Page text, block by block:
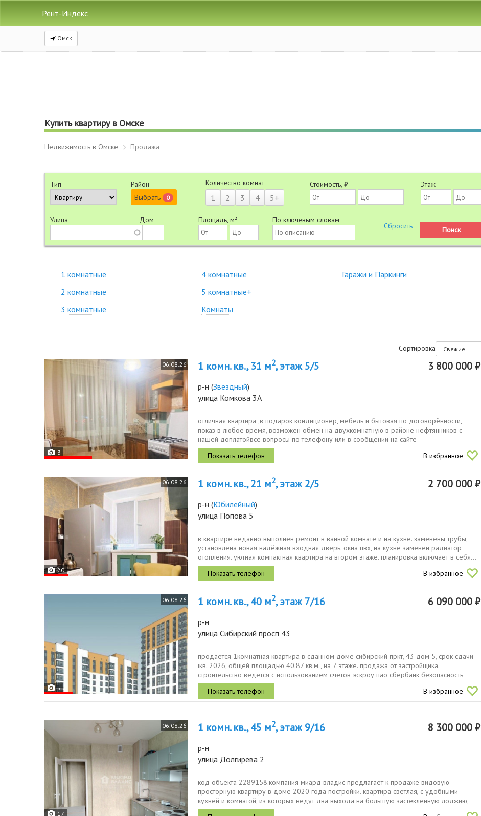
Рент-Индекс
Омск
Купить квартиру в Омске
Недвижимость в Омске Продажа
Тип
Район
Выбрать
0
Количество комнат
1 2 3 4 5+
Стоимость, ₽ Этаж
Улица Дом Площадь, м² По ключевым словам
1 комнатные
2 комнатные
3 комнатные
4 комнатные
5 комнатные+
Комнаты
Гаражи и Паркинги
Сортировка
06.08.26
3
1 комн. кв., 31 м2, этаж 5/5 3 800 000 ₽
р-н (Звездный)
улица Комкова 3А
отличная квартира ,в подарок кондиционер, мебель и бытовая по договорённости,
показ в любое время, возможен обмен на двухкомнатную в районе нефтянников с
нашей доплатойвсе вопросы по телефону или в сообщении на сайте
В избранное
06.08.26
20
1 комн. кв., 21 м2, этаж 2/5 2 700 000 ₽
р-н (Юбилейный)
улица Попова 5
в квартире недавно выполнен ремонт в ванной комнате и на кухне. заменены трубы,
установлена новая надёжная входная дверь. окна пвх, на кухне заменен радиатор
отопления. уютная компактная квартира на втором этаже. планировка включает в себя...
В избранное
06.08.26
5
1 комн. кв., 40 м2, этаж 7/16 6 090 000 ₽
р-н
улица Сибирский просп 43
продаётся 1комнатная квартира в сданном доме сибирский пркт, 43 дом 5, срок сдачи
iкв. 2026, общей площадью 40.87 кв.м., на 7 этаже. продажа от застройщика.
строительство ведется с использованием счетов эскроу пао сбербанк безопасность
расчетов....
В избранное
06.08.26
17
1 комн. кв., 45 м2, этаж 9/16 8 300 000 ₽
р-н
улица Долгирева 2
код объекта 2289158.компания миард владис предлагает к продаже видовую
просторную квартиру в доме 2020 года постройки. квартира светлая, с удобными
кухней и комнатой, из которых ведут два выхода на большую застекленную лоджию,
пол которой выложен...